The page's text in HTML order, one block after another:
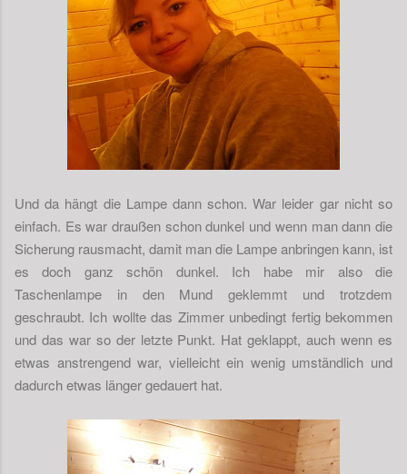
Und da hängt die Lampe dann schon. War leider gar nicht so
einfach. Es war draußen schon dunkel und wenn man dann die
Sicherung rausmacht, damit man die Lampe anbringen kann, ist
es doch ganz schön dunkel. Ich habe mir also die
Taschenlampe in den Mund geklemmt und trotzdem
geschraubt. Ich wollte das Zimmer unbedingt fertig bekommen
und das war so der letzte Punkt. Hat geklappt, auch wenn es
etwas anstrengend war, vielleicht ein wenig umständlich und
dadurch etwas länger gedauert hat.